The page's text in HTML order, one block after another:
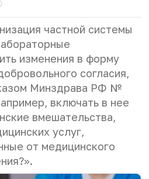
частной системы
изменения в форму
согласия,
Минздрава РФ №
включать в нее
вмешательства,
услуг,
от медицинского